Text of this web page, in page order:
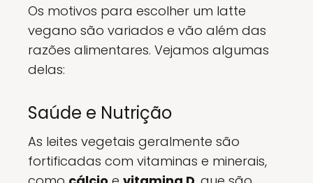
Os motivos para escolher um latte
vegano são variados e vão além das
razões alimentares. Vejamos algumas
delas:
Saúde e Nutrição
As leites vegetais geralmente são
fortificadas com vitaminas e minerais,